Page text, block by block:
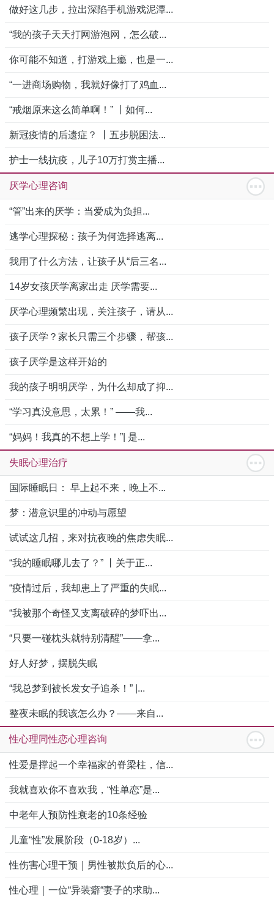
做好这几步，拉出深陷手机游戏泥潭...
“我的孩子天天打网游泡网，怎么破...
你可能不知道，打游戏上瘾，也是一...
“一进商场购物，我就好像打了鸡血...
“戒烟原来这么简单啊！” 丨如何...
新冠疫情的后遗症？ 丨五步脱困法...
护士一线抗疫，儿子10万打赏主播...
厌学心理咨询
“管”出来的厌学：当爱成为负担...
逃学心理探秘：孩子为何选择逃离...
我用了什么方法，让孩子从“后三名...
14岁女孩厌学离家出走 厌学需要...
厌学心理频繁出现，关注孩子，请从...
孩子厌学？家长只需三个步骤，帮孩...
孩子厌学是这样开始的
我的孩子明明厌学，为什么却成了抑...
“学习真没意思，太累！” ——我...
“妈妈！我真的不想上学！”| 是...
失眠心理治疗
国际睡眠日： 早上起不来，晚上不...
梦：潜意识里的冲动与愿望
试试这几招，来对抗夜晚的焦虑失眠...
“我的睡眠哪儿去了？” 丨关于正...
“疫情过后，我却患上了严重的失眠...
“我被那个奇怪又支离破碎的梦吓出...
“只要一碰枕头就特别清醒”——拿...
好人好梦，摆脱失眠
“我总梦到被长发女子追杀！” |...
整夜未眠的我该怎么办？——来自...
性心理同性恋心理咨询
性爱是撑起一个幸福家的脊梁柱，信...
我就喜欢你不喜欢我，“性单恋”是...
中老年人预防性衰老的10条经验
儿童“性”发展阶段（0-18岁）...
性伤害心理干预｜男性被欺负后的心...
性心理｜一位“异装癖“妻子的求助...